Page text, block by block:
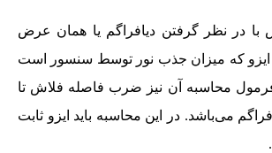
با در نظر گرفتن دیافراگم یا همان عرض
و ایزو که میزان جذب نور توسط سنسور است
محاسبه آن نیز ضرب فاصله فلاش تا
می‌باشد. در این محاسبه باید ایزو ثابت